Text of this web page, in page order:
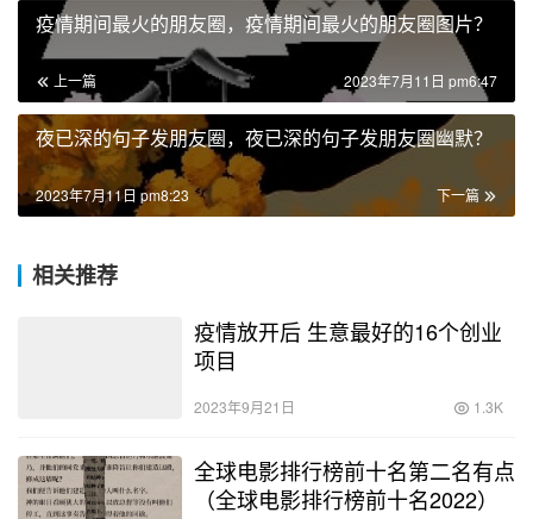
疫情期间最火的朋友圈，疫情期间最火的朋友圈图片？
上一篇 2023年7月11日 pm6:47
夜已深的句子发朋友圈，夜已深的句子发朋友圈幽默？
下一篇
2023年7月11日 pm8:23
相关推荐
疫情放开后 生意最好的16个创业
项目
2023年9月21日 1.3K
全球电影排行榜前十名第二名有点
（全球电影排行榜前十名2022）